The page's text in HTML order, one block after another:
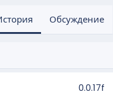
Обсуждение
0.0.17f